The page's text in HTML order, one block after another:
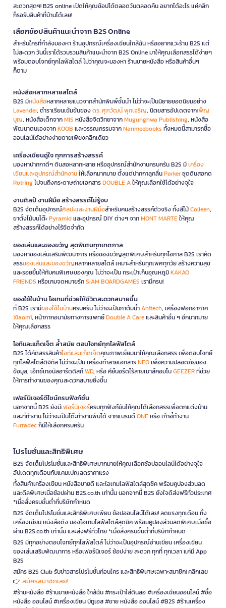
สะดวกสุดๆ! B2S online เปิดให้คุณช้อปได้ตลอดวันตลอดคืน อยากได้อะไร แค่คลิก
ก็รอรับสินค้าที่บ้านได้เลย!
เลือกช้อปสินค้าแนะนำจาก B2S Online
สำหรับใครที่กำลังมองหา ร้านอุปกรณ์เครื่องเขียนใกล้ฉัน หรืออยากแวะร้าน B2S แต่
ไม่สะดวก วันนี้เราได้รวบรวมสินค้าแนะนำจาก B2S Online มาให้คุณเลือกสรรได้ง่ายๆ
พร้อมตอบโจทย์ทุกไลฟ์สไตล์ ไม่ว่าคุณจะมองหา ร้านขายหนังสือ หรือสินค้าอื่นๆ
ก็ตาม
หนังสือหลากหลายสไตล์
B2S มีหนังสือหลากหลายแนวจากสำนักพิมพ์ชั้นนำ ไม่ว่าจะเป็นนิยายยอดนิยมอย่าง
Lavender, ตำราเรียนเข้มข้นของดร. ศุภวัฒน์ พุกเจริญ, นิตยสารอัปเดตจากเพ็ญ
บุญ, หนังสือเด็กจากMIS หนังสือจิตวิทยาจากMugunghwa Publishing, หนังสือ
พัฒนาตนเองจากKOOB และวรรณกรรมจากNanmeebooks ทั้งหมดนี้สามารถซื้อ
ออนไลน์ได้อย่างง่ายดายเพียงคลิกเดียว
เครื่องเขียนคู่ใจ ทุกการสร้างสรรค์
มองหาปากกาดีๆ ดินสอหลากหลาย หรืออุปกรณ์สำนักงานครบครัน B2S มีเครื่อง
เขียนและอุปกรณ์สำนักงานให้เลือกมากมาย ตั้งแต่ปากกาลูกลื่นParkerชุดดินสอกด
Rotringไปจนถึงกระดาษถ่ายเอกสารDOUBLE Aให้คุณเลือกใช้ได้อย่างจุใจ
งานศิลป์ งานฝีมือ สร้างสรรค์ไม่รู้จบ
B2S จัดเต็มอุปกรณ์ศิลปะและงานฝีมือสำหรับคนสร้างสรรค์ตัวจริง ทั้งสีไม้Colleen,
ขาตั้งไม้บนโต๊ะPyramidและอุปกรณ์ DIY ต่างๆ จากMONT MARTEให้คุณ
สร้างสรรค์ได้อย่างไร้ขีดจำกัด
ของเล่นและของขวัญ สุดพิเศษทุกเทศกาล
มองหาของเล่นเสริมพัฒนาการ หรือของขวัญสุดพิเศษสำหรับทุกโอกาส B2S เราคัด
สรรของเล่นและของขวัญหลากหลายสไตล์ เหมาะสำหรับทุกเพศทุกวัย สร้างความสุข
และรอยยิ้มให้กับคนพิเศษของคุณ ไม่ว่าจะเป็น กระเป๋าเก็บอุณหภูมิKAKAO
FRIENDS หรือเกมจดหมายรักSIAM BOARDGAMES เรามีครบ!
ของใช้ในบ้าน ไอเทมที่ช่วยให้ชีวิตสะดวกสบายขึ้น
ที่ B2S เรามีของใช้ในบ้านครบครัน ไม่ว่าจะเป็นกาต้มน้ำAnitech, เครื่องฟอกอากาศ
Xiaomi, หน้ากากอนามัยทางการแพทย์Double A Careและสินค้าอื่น ๆ อีกมากมาย
ให้คุณเลือกสรร
ไอทีและแก็ดเจ็ต ล้ำสมัย ตอบโจทย์ทุกไลฟ์สไตล์
B2S ได้คัดสรรสินค้าไอทีและแก็ดเจ็ตคุณภาพเยี่ยมมาให้คุณเลือกสรร เพื่อตอบโจทย์
ทุกไลฟ์สไตล์ดิจิทัล ไม่ว่าจะเป็น เครื่องทำลายเอกสารNEOเพื่อความปลอดภัยของ
ข้อมูล, เอ็กซ์เทอนัลฮาร์ดดิสก์WD, หรือ คีย์บอร์ดไร้สายเมาส์คอมโบGEEZERที่ช่วย
ให้การทำงานของคุณสะดวกสบายยิ่งขึ้น
เฟอร์นิเจอร์ดีไซน์ครบฟังก์ชั่น
นอกจากนี้ B2S ยังมีเฟอร์นิเจอร์ครบทุกฟังก์ชันให้คุณได้เลือกสรรเพื่อตกแต่งบ้าน
และที่ทำงาน ไม่ว่าจะเป็นโต๊ะทำงานพับได้ จากแบรนด์ONEหรือ เก้าอี้ทำงาน
Furradecก็มีให้เลือกครบครัน
โปรโมชั่นและสิทธิพิเศษ
B2S จัดเต็มโปรโมชั่นและสิทธิพิเศษมากมายให้คุณเลือกช้อปออนไลน์ได้อย่างจุใจ
อัปเดตทุกเดือนกับแคมเปญลดราคาแรง
ทั้งสินค้าเครื่องเขียน หนังสือขายดี และไอเทมไลฟ์สไตล์สุดชิค พร้อมคูปองส่วนลด
และดีลพิเศษเมื่อช้อปผ่าน B2S.co.th เท่านั้น นอกจากนี้ B2S ยังใจดีส่งฟรีทั่วประเทศ
*เมื่อสั่งครบขั้นต่ำที่บริษัทกำหนด
B2S จัดเต็มโปรโมชั่นและสิทธิพิเศษเพียบ ช้อปออนไลน์ได้เลย! ลดแรงทุกเดือน ทั้ง
เครื่องเขียน หนังสือดัง ของไอเทมไลฟ์สไตล์สุดชิค พร้อมคูปองส่วนลดพิเศษเมื่อซื้อ
ผ่าน B2S.co.th เท่านั้น และส่งฟรีทั่วไทย *เมื่อสั่งครบขั้นต่ำที่บริษัทกำหนด
B2S มีทุกอย่างตอบโจทย์ทุกไลฟ์สไตล์ ไม่ว่าจะเป็นอุปกรณ์อ่านเขียน เครื่องเขียน
ของเล่นเสริมพัฒนาการ หรือเฟอร์นิเจอร์ ช้อปง่าย สะดวก ทุกที่ ทุกเวลา แค่มี App
B2S
สมัคร B2S Club รับข่าวสารโปรโมชั่นก่อนใคร และสิทธิพิเศษเฉพาะสมาชิก! คลิกเลย
👉 สมัครสมาชิกเลย!
#ร้านหนังสือ #ร้านขายหนังสือ ใกล้ฉัน #กระเป๋าใส่ดินสอ #เครื่องเขียนออนไลน์ #ซื้อ
หนังสือ ออนไลน์ #เครื่องเขียน บีทูเอส #ขาย หนังสือ ออนไลน์ #B2S #ร้านเครื่อง